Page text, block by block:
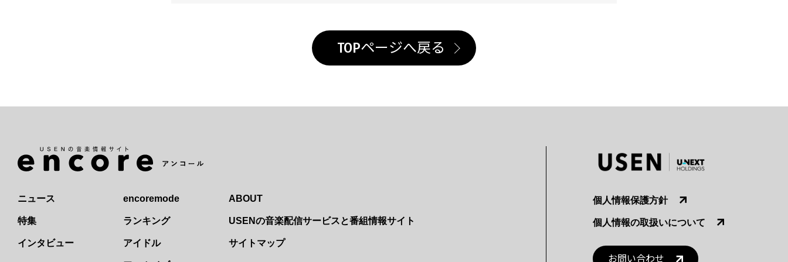
TOPページへ戻る
ニュース
特集
インタビュー
encoremode
ランキング
アイドル
ABOUT
USENの音楽配信サービスと番組情報サイト
サイトマップ
個人情報保護方針
個人情報の取扱いについて
お問い合わせ